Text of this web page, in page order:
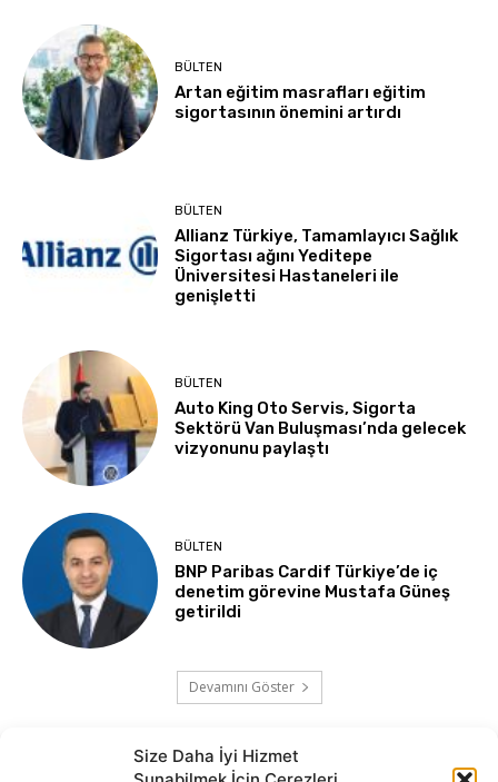
Size Daha İyi Hizmet
BÜLTEN
Artan eğitim masrafları eğitim
sigortasının önemini artırdı
BÜLTEN
Allianz Türkiye, Tamamlayıcı Sağlık
Sigortası ağını Yeditepe
Üniversitesi Hastaneleri ile
genişletti
BÜLTEN
Auto King Oto Servis, Sigorta
Sektörü Van Buluşması’nda gelecek
vizyonunu paylaştı
BÜLTEN
BNP Paribas Cardif Türkiye’de iç
denetim görevine Mustafa Güneş
getirildi
Devamını Göster